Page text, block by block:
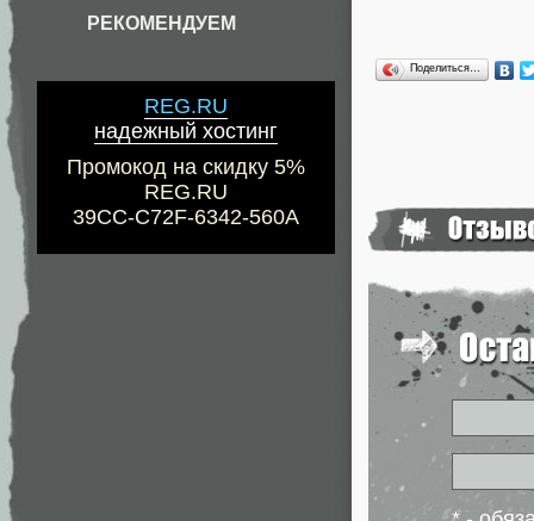
РЕКОМЕНДУЕМ
REG.RU
надежный хостинг
Промокод на скидку 5%
REG.RU
39CC-C72F-6342-560A
Поделиться…